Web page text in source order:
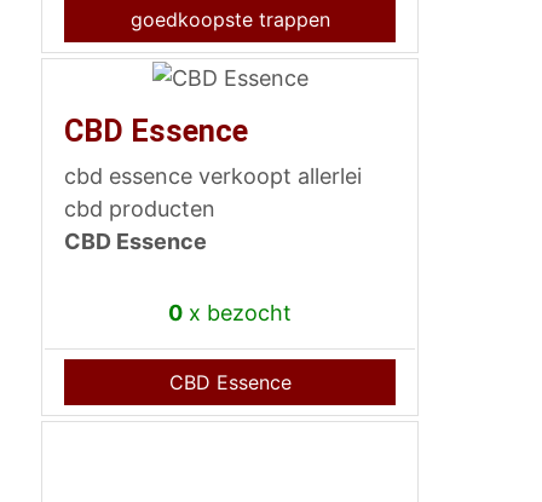
goedkoopste trappen
CBD Essence
cbd essence verkoopt allerlei
cbd producten
CBD Essence
0 x bezocht
CBD Essence